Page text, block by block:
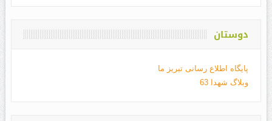
دوستان
پایگاه اطلاع رسانی تبریز ما
وبلاگ شهدا 63